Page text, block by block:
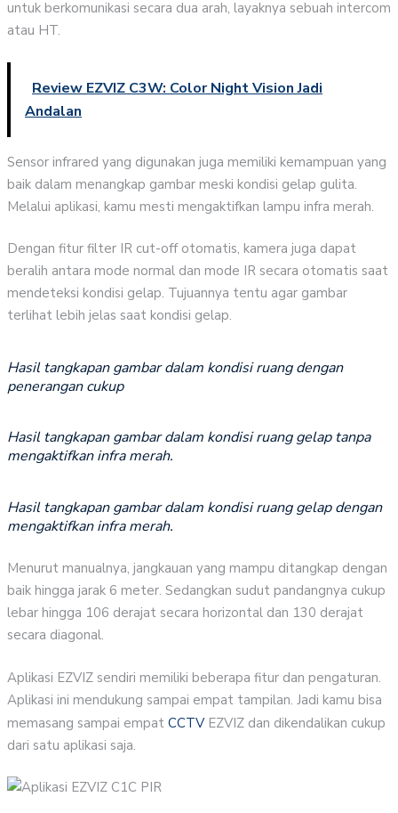
untuk berkomunikasi secara dua arah, layaknya sebuah intercom
atau HT.
Review EZVIZ C3W: Color Night Vision Jadi
Andalan
Sensor infrared yang digunakan juga memiliki kemampuan yang
baik dalam menangkap gambar meski kondisi gelap gulita.
Melalui aplikasi, kamu mesti mengaktifkan lampu infra merah.
Dengan fitur filter IR cut-off otomatis, kamera juga dapat
beralih antara mode normal dan mode IR secara otomatis saat
mendeteksi kondisi gelap. Tujuannya tentu agar gambar
terlihat lebih jelas saat kondisi gelap.
Hasil tangkapan gambar dalam kondisi ruang dengan
penerangan cukup
Hasil tangkapan gambar dalam kondisi ruang gelap tanpa
mengaktifkan infra merah.
Hasil tangkapan gambar dalam kondisi ruang gelap dengan
mengaktifkan infra merah.
Menurut manualnya, jangkauan yang mampu ditangkap dengan
baik hingga jarak 6 meter. Sedangkan sudut pandangnya cukup
lebar hingga 106 derajat secara horizontal dan 130 derajat
secara diagonal.
Aplikasi EZVIZ sendiri memiliki beberapa fitur dan pengaturan.
Aplikasi ini mendukung sampai empat tampilan. Jadi kamu bisa
memasang sampai empat CCTVEZVIZ dan dikendalikan cukup
dari satu aplikasi saja.